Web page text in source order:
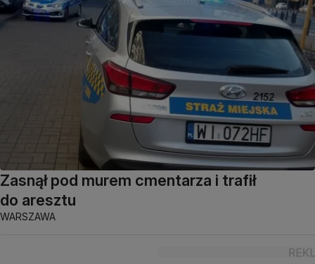
Zasnął pod murem cmentarza i trafił
do aresztu
WARSZAWA